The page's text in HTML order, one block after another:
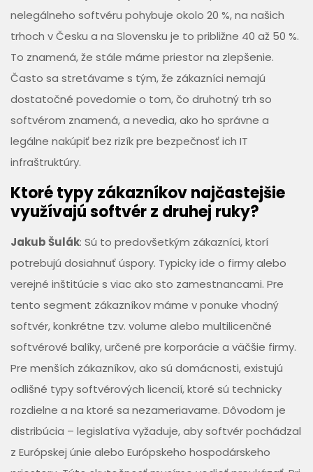
nelegálneho softvéru pohybuje okolo 20 %, na našich
trhoch v Česku a na Slovensku je to približne 40 až 50 %.
To znamená, že stále máme priestor na zlepšenie.
Často sa stretávame s tým, že zákazníci nemajú
dostatočné povedomie o tom, čo druhotný trh so
softvérom znamená, a nevedia, ako ho správne a
legálne nakúpiť bez rizík pre bezpečnosť ich IT
infraštruktúry.
Ktoré typy zákazníkov najčastejšie
využívajú softvér z druhej ruky?
Jakub Šulák: Sú to predovšetkým zákazníci, ktorí
potrebujú dosiahnuť úspory. Typicky ide o firmy alebo
verejné inštitúcie s viac ako sto zamestnancami. Pre
tento segment zákazníkov máme v ponuke vhodný
softvér, konkrétne tzv. volume alebo multilicenčné
softvérové balíky, určené pre korporácie a väčšie firmy.
Pre menších zákazníkov, ako sú domácnosti, existujú
odlišné typy softvérových licencií, ktoré sú technicky
rozdielne a na ktoré sa nezameriavame. Dôvodom je
distribúcia – legislatíva vyžaduje, aby softvér pochádzal
z Európskej únie alebo Európskeho hospodárskeho